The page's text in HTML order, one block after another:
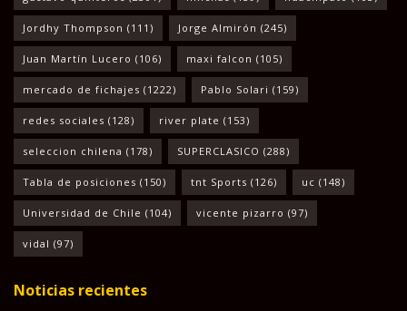
Jordhy Thompson (111) Jorge Almirón (245)
Juan Martín Lucero (106) maxi falcon (105)
mercado de fichajes (1222) Pablo Solari (159)
redes sociales (128) river plate (153)
seleccion chilena (178) SUPERCLASICO (288)
Tabla de posiciones (150) tnt Sports (126) uc (148)
Universidad de Chile (104) vicente pizarro (97)
vidal (97)
Noticias recientes